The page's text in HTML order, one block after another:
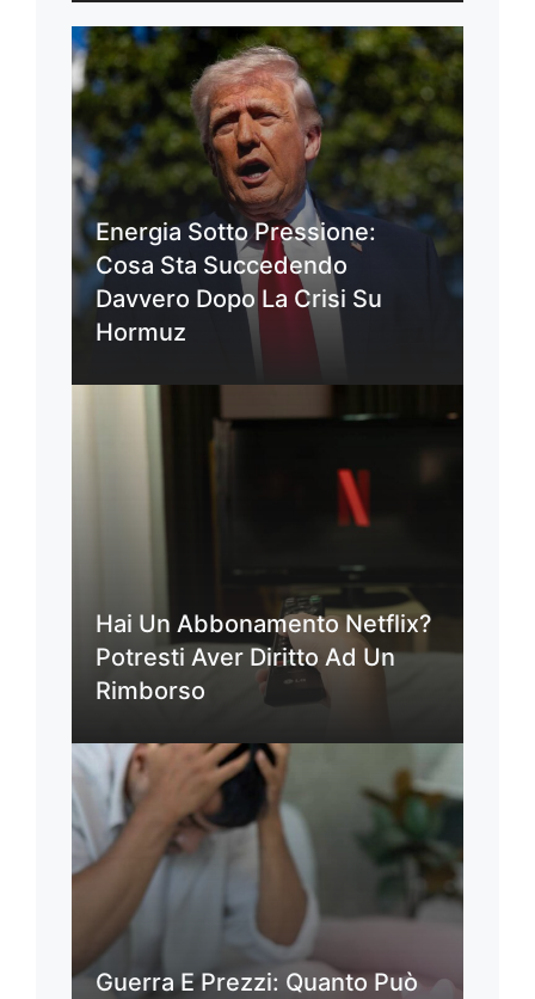
Energia Sotto Pressione:
Cosa Sta Succedendo
Davvero Dopo La Crisi Su
Hormuz
Hai Un Abbonamento Netflix?
Potresti Aver Diritto Ad Un
Rimborso
Guerra E Prezzi: Quanto Può